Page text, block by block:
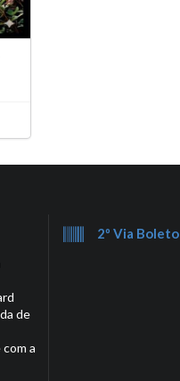
de
a
2º Via Boleto